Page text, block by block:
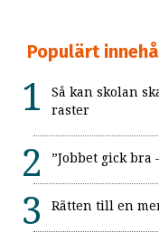
Populärt
Så kan skolan
raster
”Jobbet gick bra
Rätten till en